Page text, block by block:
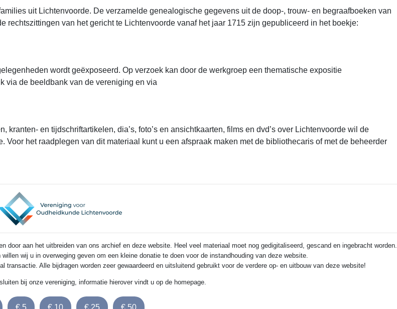
uit Lichtenvoorde. De verzamelde genealogische gegevens uit de doop-, trouw- en begraafboeken van
van het gericht te Lichtenvoorde vanaf het jaar 1715 zijn gepubliceerd in het boekje:
wordt geëxposeerd. Op verzoek kan door de werkgroep een thematische expositie
via de beeldbank van de vereniging en via
en tijdschriftartikelen, dia’s, foto’s en ansichtkaarten, films en dvd’s over Lichtenvoorde wil de
het raadplegen van dit materiaal kunt u een afspraak maken met de bibliothecaris of met de beheerder
aan het uitbreiden van ons archief en deze website. Heel veel materiaal moet nog gedigitaliseerd, gescand en ingebracht worden.
wij u in overweging geven om een kleine donatie te doen voor de instandhouding van deze website.
Alle bijdragen worden zeer gewaardeerd en uitsluitend gebruikt voor de verdere op- en uitbouw van deze website!
bij onze vereniging, informatie hierover vindt u op de homepage.